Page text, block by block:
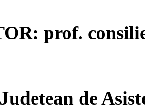
prof.
de